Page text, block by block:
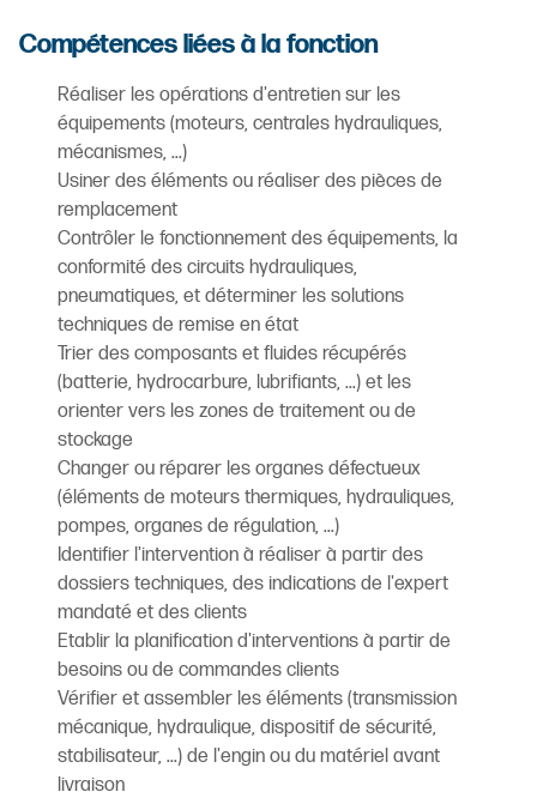
Compétences liées à la fonction
Réaliser les opérations d'entretien sur les
équipements (moteurs, centrales hydrauliques,
mécanismes, ...)
Usiner des éléments ou réaliser des pièces de
remplacement
Contrôler le fonctionnement des équipements, la
conformité des circuits hydrauliques,
pneumatiques, et déterminer les solutions
techniques de remise en état
Trier des composants et fluides récupérés
(batterie, hydrocarbure, lubrifiants, ...) et les
orienter vers les zones de traitement ou de
stockage
Changer ou réparer les organes défectueux
(éléments de moteurs thermiques, hydrauliques,
pompes, organes de régulation, ...)
Identifier l'intervention à réaliser à partir des
dossiers techniques, des indications de l'expert
mandaté et des clients
Etablir la planification d'interventions à partir de
besoins ou de commandes clients
Vérifier et assembler les éléments (transmission
mécanique, hydraulique, dispositif de sécurité,
stabilisateur, ...) de l'engin ou du matériel avant
livraison